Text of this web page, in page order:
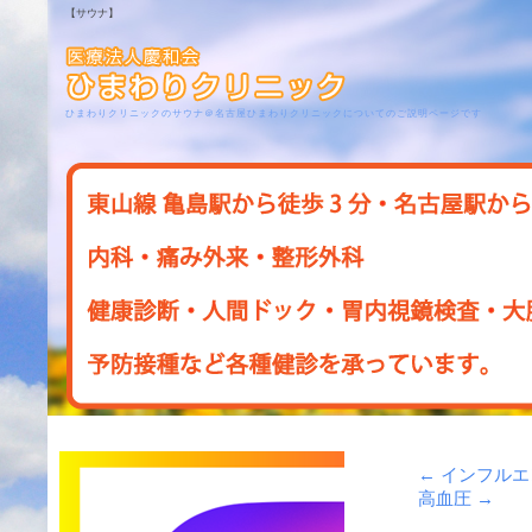
【サウナ】
ひまわりクリニックのサウナ＠名古屋ひまわりクリニックについてのご説明ページです
← インフル
高血圧 →